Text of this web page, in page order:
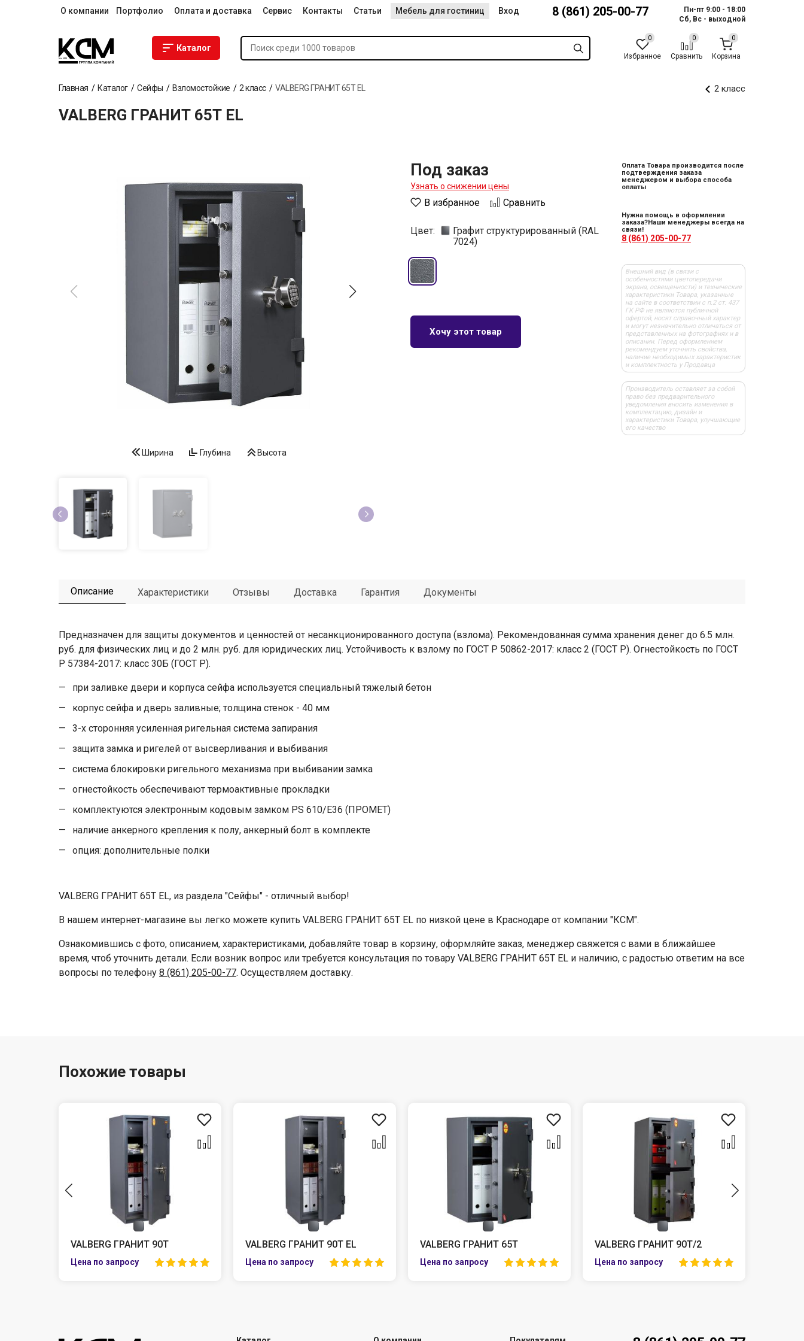
О компании Портфолио Оплата и доставка Сервис Контакты Статьи Мебель для гостиниц Вход 8 (861) 205-00-77
Пн-пт 9:00 - 18:00
Сб, Вс - выходной
Каталог
Избранное Сравнить Корзина
Главная Каталог Сейфы Взломостойкие 2 класс VALBERG ГРАНИТ 65Т EL 2 класс
VALBERG ГРАНИТ 65Т EL
Ширина Глубина Высота
Под заказ
Узнать о снижении цены
В избранное Сравнить
Цвет:
Графит структурированный (RAL
7024)
Хочу этот товар
Оплата Товара производится после
подтверждения заказа
менеджером и выбора способа
оплаты
Нужна помощь в оформлении
заказа?Наши менеджеры всегда на
связи!
8 (861) 205-00-77
Внешний вид (в связи с
особенностями цветопередачи
экрана, освещенности) и технические
характеристики Товара, указанные
на сайте в соответствии с п.2 ст. 437
ГК РФ не являются публичной
офертой, носят справочный характер
и могут незначительно отличаться от
представленных на фотографиях и в
описании. Перед оформлением
рекомендуем уточнять свойства,
наличие необходимых характеристик
и комплектность у Продавца
Производитель оставляет за собой
право без предварительного
уведомления вносить изменения в
комплектацию, дизайн и
характеристики Товара, улучшающие
его качество
Описание Характеристики Отзывы Доставка Гарантия Документы
Предназначен для защиты документов и ценностей от несанкционированного доступа (взлома). Рекомендованная сумма хранения денег до 6.5 млн.
руб. для физических лиц и до 2 млн. руб. для юридических лиц. Устойчивость к взлому по ГОСТ Р 50862-2017: класс 2 (ГОСТ Р). Огнестойкость по ГОСТ
Р 57384-2017: класс 30Б (ГОСТ Р).
при заливке двери и корпуса сейфа используется специальный тяжелый бетон
корпус сейфа и дверь заливные; толщина стенок - 40 мм
3-х сторонняя усиленная ригельная система запирания
защита замка и ригелей от высверливания и выбивания
система блокировки ригельного механизма при выбивании замка
огнестойкость обеспечивают термоактивные прокладки
комплектуются электронным кодовым замком PS 610/E36 (ПРОМЕТ)
наличие анкерного крепления к полу, анкерный болт в комплекте
опция: дополнительные полки
VALBERG ГРАНИТ 65Т EL, из раздела "Сейфы" - отличный выбор!
В нашем интернет-магазине вы легко можете купить VALBERG ГРАНИТ 65Т EL по низкой цене в Краснодаре от компании "КСМ".
Ознакомившись с фото, описанием, характеристиками, добавляйте товар в корзину, оформляйте заказ, менеджер свяжется с вами в ближайшее
время, чтоб уточнить детали. Если возник вопрос или требуется консультация по товару VALBERG ГРАНИТ 65Т EL и наличию, с радостью ответим на все
вопросы по телефону 8 (861) 205-00-77. Осуществляем доставку.
Похожие товары
VALBERG ГРАНИТ 90Т VALBERG ГРАНИТ 90Т EL VALBERG ГРАНИТ 65Т VALBERG ГРАНИТ 90T/2